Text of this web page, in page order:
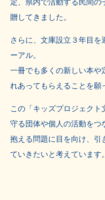
贈してきました。
さらに、文庫設立３年目
ーアル。
一冊でも多くの新しい本や
れあってもらえることを願
この「キッズプロジェク
守る団体や個人の活動をつ
抱える問題に目を向け、引
ていきたいと考えています。